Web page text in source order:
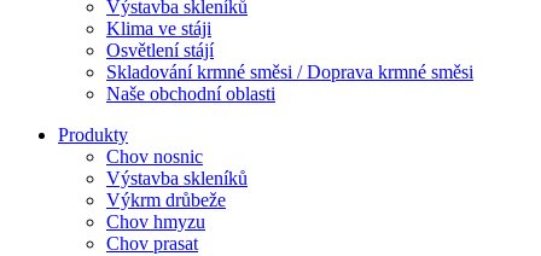
Výstavba skleníků
Klima ve stáji
Osvětlení stájí
Skladování krmné směsi / Doprava krmné směsi
Naše obchodní oblasti
Produkty
Chov nosnic
Výstavba skleníků
Výkrm drůbeže
Chov hmyzu
Chov prasat